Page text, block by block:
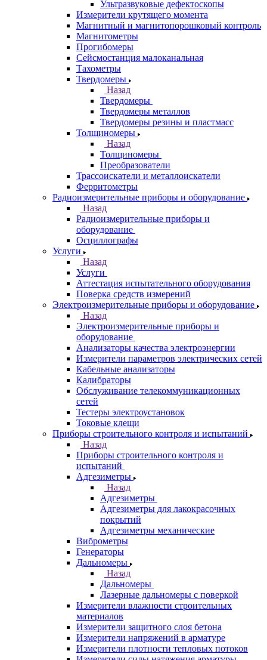
Ультразвуковые дефектоскопы
Измерители крутящего момента
Магнитный и магнитопорошковый контроль
Магнитометры
Прогибомеры
Сейсмостанция малоканальная
Тахометры
Твердомеры
Назад
Твердомеры
Твердомеры металлов
Твердомеры резины и пластмасс
Толщиномеры
Назад
Толщиномеры
Преобразователи
Трассоискатели и металлоискатели
Ферритометры
Радиоизмерительные приборы и оборудование
Назад
Радиоизмерительные приборы и
оборудование
Осциллографы
Услуги
Назад
Услуги
Аттестация испытательного оборудования
Поверка средств измерений
Электроизмерительные приборы и оборудование
Назад
Электроизмерительные приборы и
оборудование
Анализаторы качества электроэнергии
Измерители параметров электрических сетей
Кабельные анализаторы
Калибраторы
Обслуживание телекоммуникационных
сетей
Тестеры электроустановок
Токовые клещи
Приборы строительного контроля и испытаний
Назад
Приборы строительного контроля и
испытаний
Адгезиметры
Назад
Адгезиметры
Адгезиметры для лакокрасочных
покрытий
Адгезиметры механические
Виброметры
Генераторы
Дальномеры
Назад
Дальномеры
Лазерные дальномеры с поверкой
Измерители влажности строительных
материалов
Измерители защитного слоя бетона
Измерители напряжений в арматуре
Измерители плотности тепловых потоков